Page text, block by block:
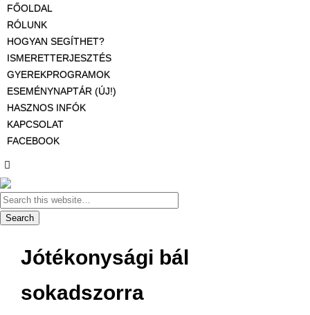
FŐOLDAL
RÓLUNK
HOGYAN SEGÍTHET?
ISMERETTERJESZTÉS
GYEREKPROGRAMOK
ESEMÉNYNAPTÁR (ÚJ!)
HASZNOS INFÓK
KAPCSOLAT
FACEBOOK
Jótékonysági bál
sokadszorra